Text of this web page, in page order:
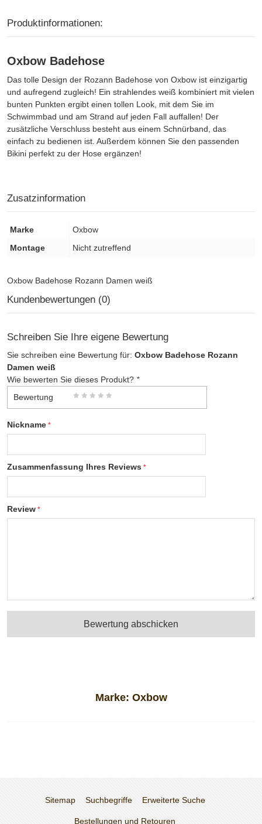
Marke: Oxbow
Produktinformationen:
Oxbow Badehose
Das tolle Design der Rozann Badehose von Oxbow ist einzigartig
und aufregend zugleich! Ein strahlendes weiß kombiniert mit vielen
bunten Punkten ergibt einen tollen Look, mit dem Sie im
Schwimmbad und am Strand auf jeden Fall auffallen! Der
zusätzliche Verschluss besteht aus einem Schnürband, das
einfach zu bedienen ist. Außerdem können Sie den passenden
Bikini perfekt zu der Hose ergänzen!
Zusatzinformation
Marke
Oxbow
Montage
Nicht zutreffend
Oxbow Badehose Rozann Damen weiß
Kundenbewertungen (0)
Schreiben Sie Ihre eigene Bewertung
Sie schreiben eine Bewertung für: Oxbow Badehose Rozann
Damen weiß
Wie bewerten Sie dieses Produkt? *
Bewertung
Nickname
Zusammenfassung Ihres Reviews
Review
Bewertung abschicken
Sitemap Suchbegriffe Erweiterte Suche
Bestellungen und Retouren